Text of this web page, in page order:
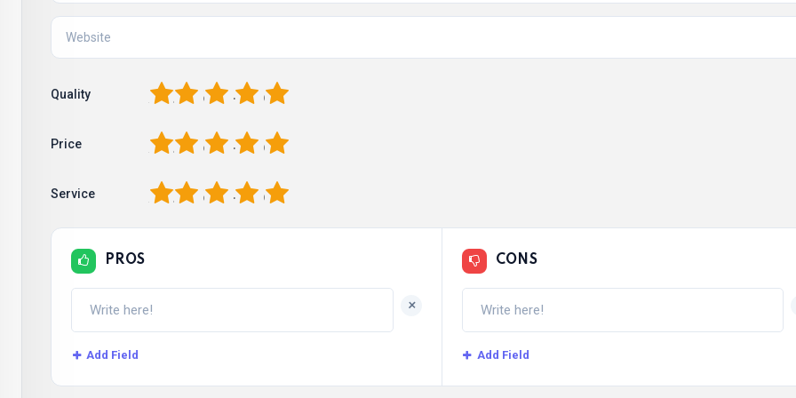
Quality 5
4
3
2
Price 5
4
3
2
Service 5
4
3
2
PROS
+
Add Field
CONS
Add Field